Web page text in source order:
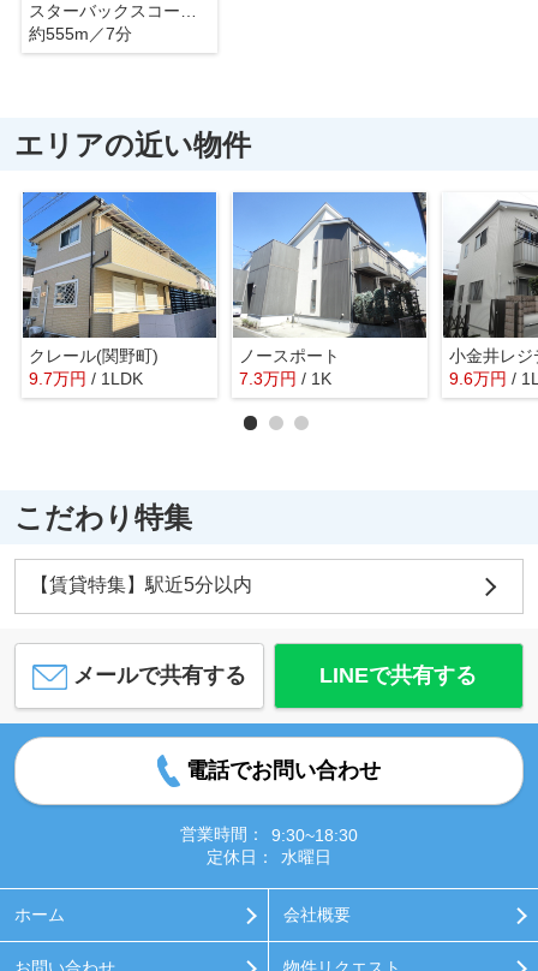
スターバックスコーヒー nonowa武蔵小金井店
約555m／7分
エリアの近い物件
クレール(関野町)
9.7万円 / 1LDK
ノースポート
7.3万円 / 1K 9.6万円 /
こだわり特集
【賃貸特集】駅近5分以内
メールで共有する LINEで共有する
電話でお問い合わせ
営業時間：
9:30~18:30
定休日：
水曜日
ホーム 会社概要